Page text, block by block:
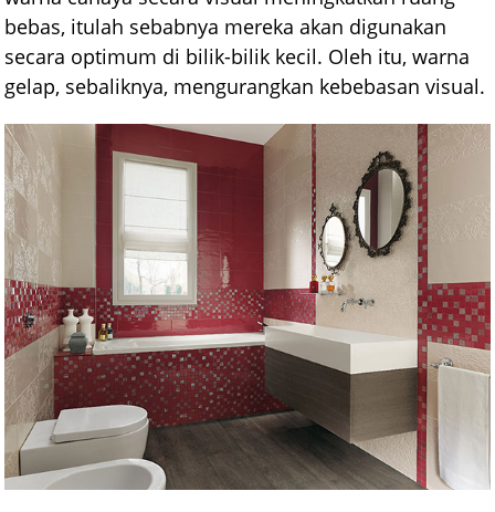
bebas, itulah sebabnya mereka akan digunakan
secara optimum di bilik-bilik kecil. Oleh itu, warna
gelap, sebaliknya, mengurangkan kebebasan visual.